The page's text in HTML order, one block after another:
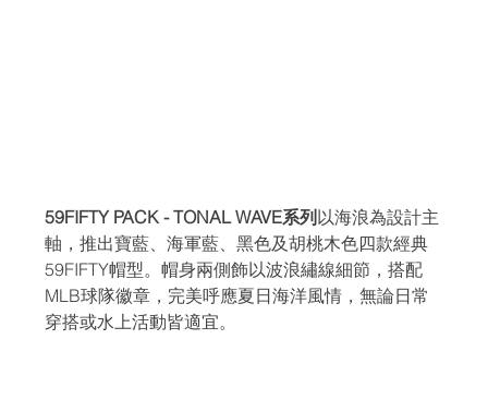
59FIFTY PACK - TONAL WAVE系列 以海浪為設計主
軸，推出寶藍、海軍藍、黑色及胡桃木色四款經典
59FIFTY帽型。帽身兩側飾以波浪繡線細節，搭配
MLB球隊徽章，完美呼應夏日海洋風情，無論日常
穿搭或水上活動皆適宜。